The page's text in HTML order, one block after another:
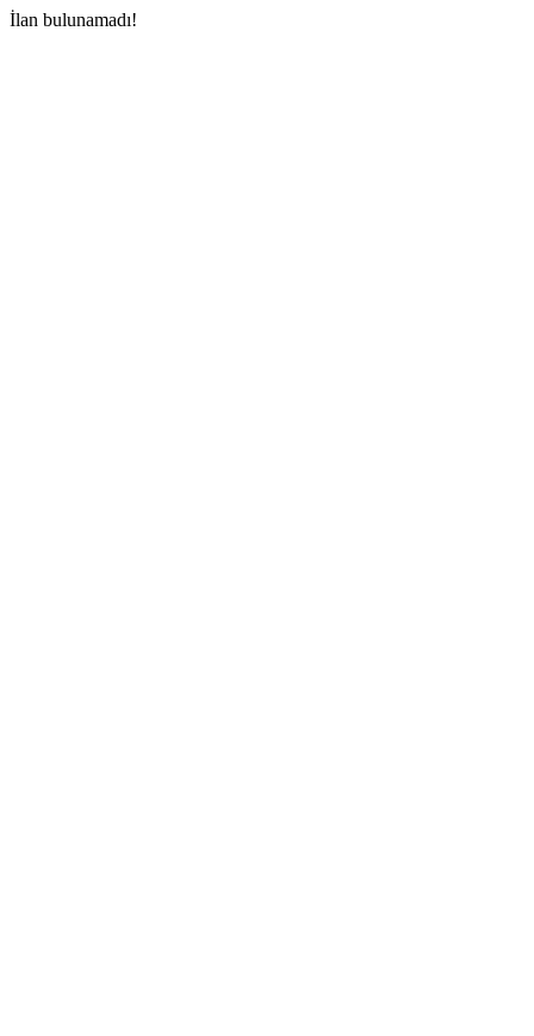
İlan bulunamadı!